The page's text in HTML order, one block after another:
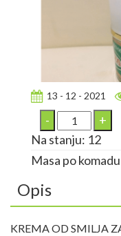
13 - 12 - 2021
Na stanju: 12
Masa po
Opis
KREMA OD SMILJA